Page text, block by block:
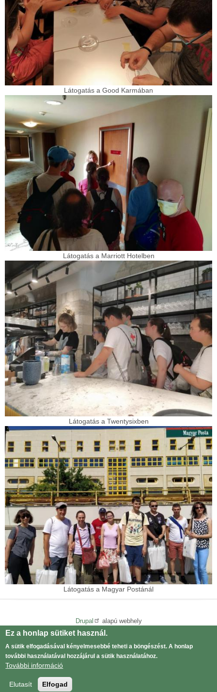
Látogatás a Good Karmában
Látogatás a Marriott Hotelben
Látogatás a Twentysixben
Látogatás a Magyar Postánál
Drupal alapú webhely
Lábléc
menü
Adatvédelmi tájékoztató
User
menu
Bejelentkezés
Ez a honlap sütiket használ.
A sütik elfogadásával kényelmesebbé teheti a böngészést. A honlap
további használatával hozzájárul a sütik használatához.
További információ
Elutasít Elfogad